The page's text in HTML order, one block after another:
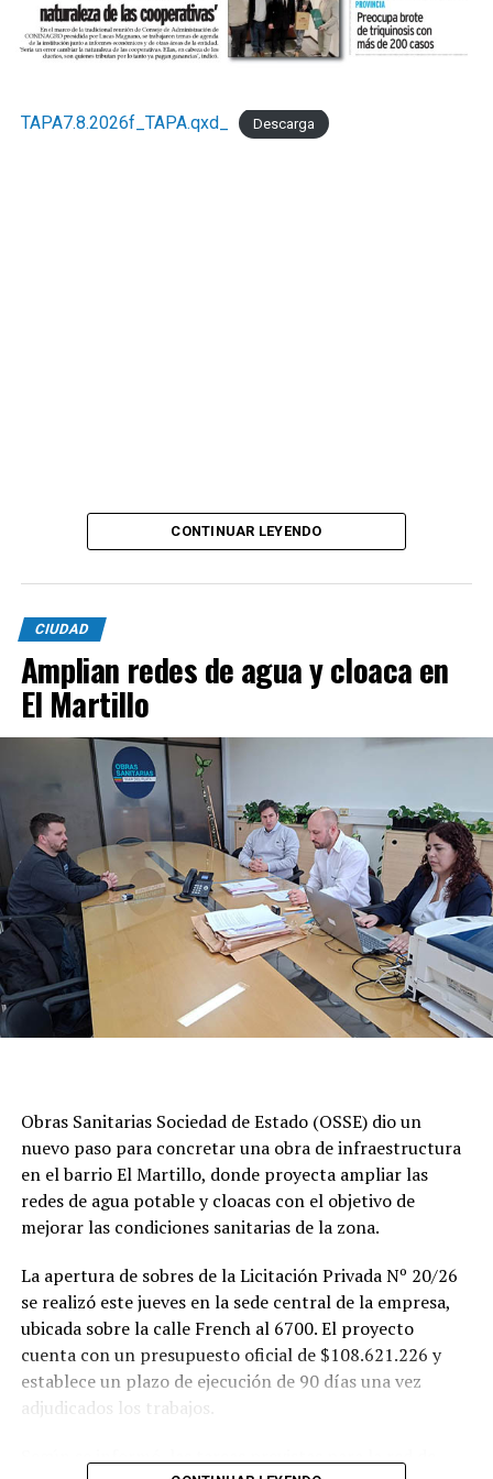
TAPA7.8.2026f_TAPA.qxd_ Descarga
CONTINUAR LEYENDO
CIUDAD
Amplian redes de agua y cloaca en
El Martillo
Obras Sanitarias Sociedad de Estado (OSSE) dio un
nuevo paso para concretar una obra de infraestructura
en el barrio El Martillo, donde proyecta ampliar las
redes de agua potable y cloacas con el objetivo de
mejorar las condiciones sanitarias de la zona.
La apertura de sobres de la Licitación Privada Nº 20/26
se realizó este jueves en la sede central de la empresa,
ubicada sobre la calle French al 6700. El proyecto
cuenta con un presupuesto oficial de $108.621.226 y
establece un plazo de ejecución de 90 días una vez
adjudicados los trabajos.